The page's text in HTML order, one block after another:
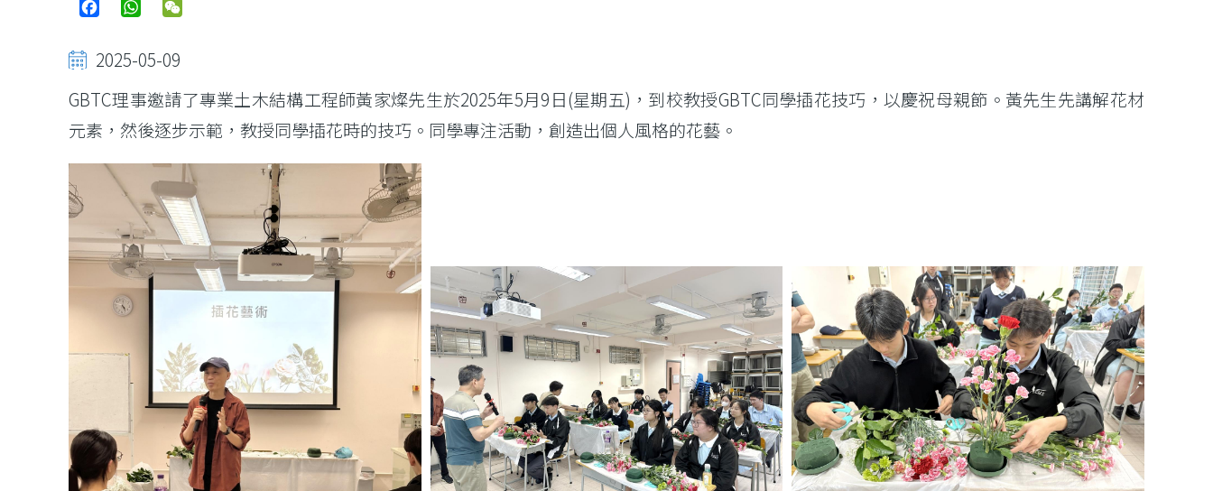
FacebookWhatsApp
2025-05-09
GBTC理事邀請了專業土木結構工程師黃家燦先生於2025年5月9日(星期五)，到校教授GBTC同學插花技巧，以慶祝母親節。黃先生先講解花材
元素，然後逐步示範，教授同學插花時的技巧。同學專注活動，創造出個人風格的花藝。